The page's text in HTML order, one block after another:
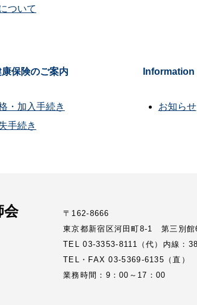
ついて
保険のご案内
・加入手続き
手続き
Information
お知らせ
会
〒162-8666
東京都新宿区河田町8-1 第三別館
TEL 03-3353-8111（代）内線：
TEL・FAX 03-5369-6135（直）
業務時間：9：00～17：00